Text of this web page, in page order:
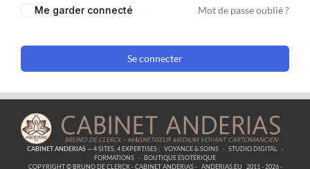
Me garder connecté Mot de passe oublié ?
Se connecter
CABINET ANDERIAS— 4 SITES, 4 EXPERTISES : VOYANCE & SOINS · STUDIO DIGITAL
·
FORMATIONS · BOUTIQUE ÉSOTÉRIQUE
COPYRIGHT © BRUNO DE CLERCK - CABINET ANDERIAS - ANDERIAS.EU
2011 - 2026 -